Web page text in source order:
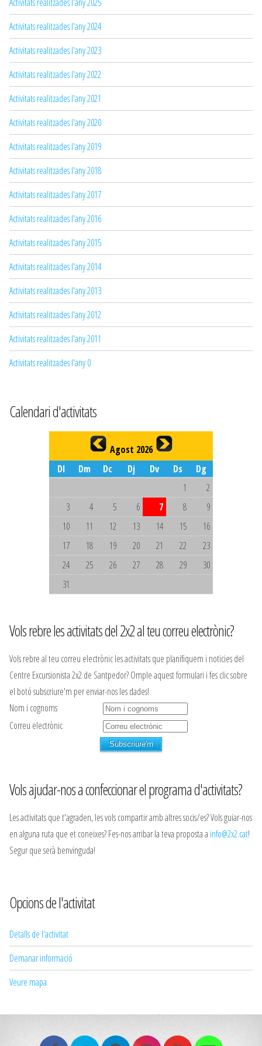
Activitats realitzades l'any 2024
Activitats realitzades l'any 2023
Activitats realitzades l'any 2022
Activitats realitzades l'any 2021
Activitats realitzades l'any 2020
Activitats realitzades l'any 2019
Activitats realitzades l'any 2018
Activitats realitzades l'any 2017
Activitats realitzades l'any 2016
Activitats realitzades l'any 2015
Activitats realitzades l'any 2014
Activitats realitzades l'any 2013
Activitats realitzades l'any 2012
Activitats realitzades l'any 2011
Activitats realitzades l'any 0
Calendari d'activitats
Agost 2026
Dl
Dm Dc Dj Dv Ds
Dg
1
2
3
4 5 6 7 8
9
10
11 12 13 14 15
16
17
18 19 20 21 22
23
24
25 26 27 28 29
30
31
Vols rebre les activitats del 2x2 al teu correu electrònic?
Vols rebre al teu correu electrònic les activitats que planifiquem i noticies del
Centre Excursionista 2x2 de Santpedor? Omple aquest formulari i fes clic sobre
el botó subscriure'm per enviar-nos les dades!
Nom i cognoms
Correu electrònic
Vols ajudar-nos a confeccionar el programa d'activitats?
Les activitats que t'agraden, les vols compartir amb altres socis/es? Vols guiar-nos
en alguna ruta que et coneixes? Fes-nos arribar la teva proposta a info@2x2.cat!
Segur que serà benvinguda!
Opcions de l'activitat
Detalls de l'activitat
Demanar informació
Veure mapa